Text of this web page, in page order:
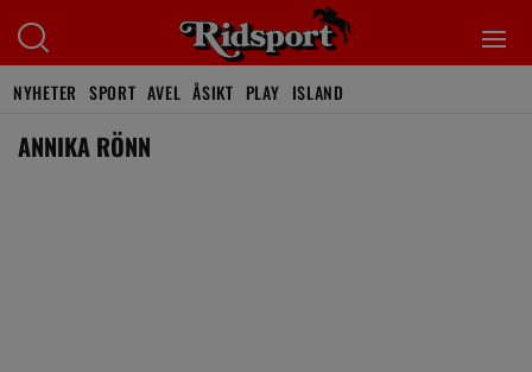
NYHETER SPORT AVEL ÅSIKT PLAY ISLAND
ANNIKA RÖNN